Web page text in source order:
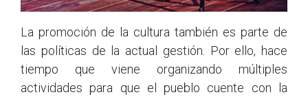
La promoción de la cultura también es parte de
las políticas de la actual gestión. Por ello, hace
tiempo que viene organizando múltiples
actividades para que el pueblo cuente con la